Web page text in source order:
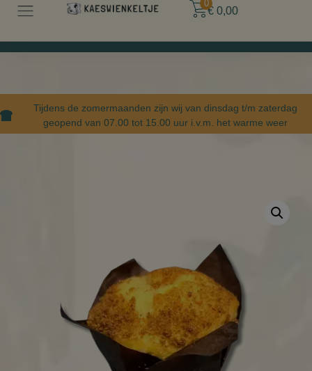
Tijdens de zomermaanden zijn wij van dinsdag t/m zaterdag
geopend van 07.00 tot 15.00 uur i.v.m. het warme weer
€ 0,00
0